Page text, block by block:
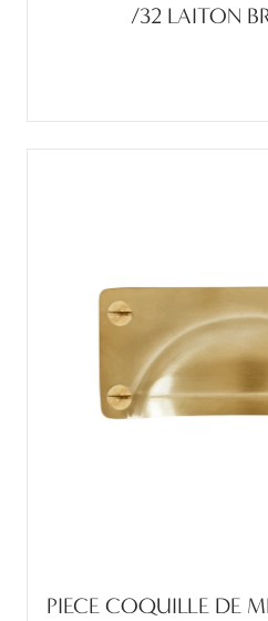
/32 LAITON
PIECE COQUILLE DE